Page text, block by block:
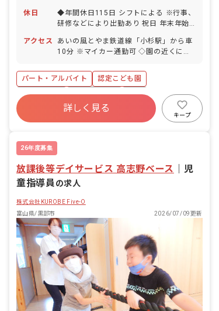
休日
◆年間休日115日 シフトによる ※行事、
研修などにより出勤あり 祝日 年末年始
アクセス
あいの風とやま鉄道線「小杉駅」から車
10分 ※マイカー通勤可 ◇園の近くには
も充実しています。
パート・アルバイト
認定こども園
ブランクOK
社会保険完備
有給
昇給昇進あり
車通勤可
詳しく見る
キープ
26年度募集
放課後等デイサービス 高志野ベース
児
童指導員の求人
株式会社KUROBE Five-O
富山県/黒部市
2026/07/09更新